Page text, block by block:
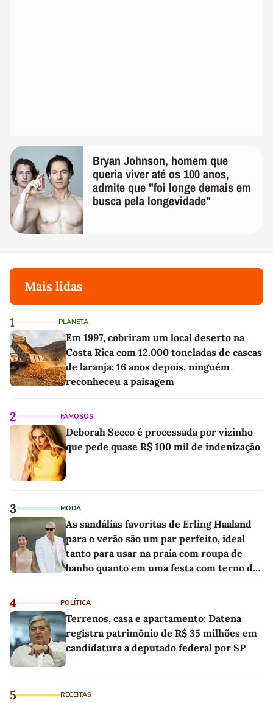
Bryan Johnson, homem que
queria viver até os 100 anos,
admite que "foi longe demais em
busca pela longevidade"
Mais lidas
1 PLANETA
Em 1997, cobriram um local deserto na
Costa Rica com 12.000 toneladas de cascas
de laranja; 16 anos depois, ninguém
reconheceu a paisagem
2 FAMOSOS
Deborah Secco é processada por vizinho
que pede quase R$ 100 mil de indenização
3 MODA
As sandálias favoritas de Erling Haaland
para o verão são um par perfeito, ideal
tanto para usar na praia com roupa de
banho quanto em uma festa com terno de
4 POLÍTICA
Terrenos, casa e apartamento: Datena
registra patrimônio de R$ 35 milhões em
candidatura a deputado federal por SP
5 RECEITAS